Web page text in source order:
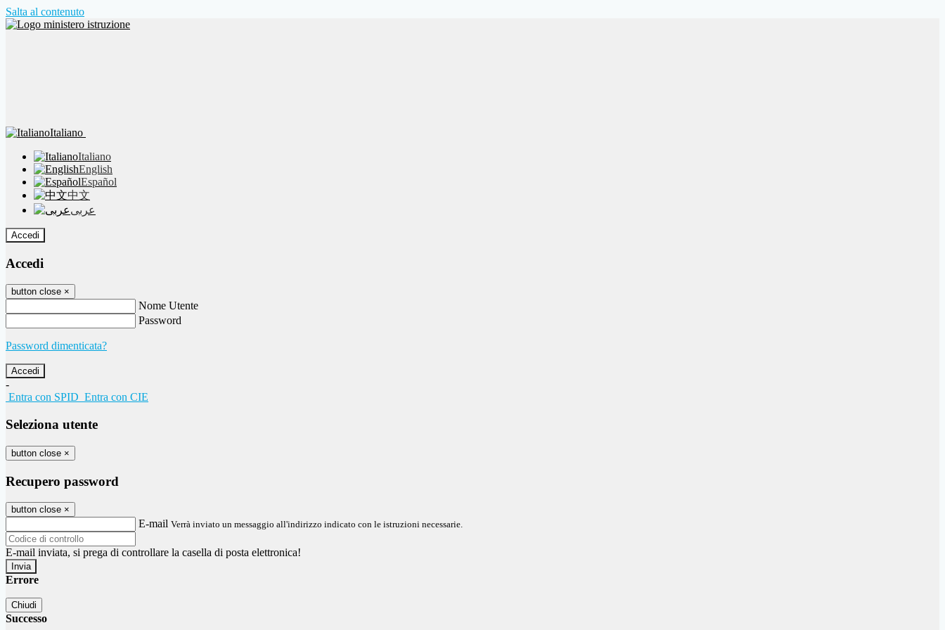
Salta al contenuto
Italiano
Italiano
English
Español
中文
عربى
Accedi
Accedi
button close ×
Nome Utente
Password
Password dimenticata?
-
Entra con SPID Entra con CIE
Seleziona utente
button close ×
Recupero password
button close ×
E-mail Verrà inviato un messaggio all'indirizzo indicato con le istruzioni necessarie.
E-mail inviata, si prega di controllare la casella di posta elettronica!
Errore
Chiudi
Successo